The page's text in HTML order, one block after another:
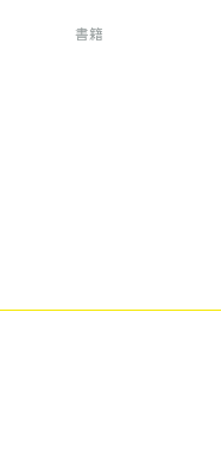
書籍